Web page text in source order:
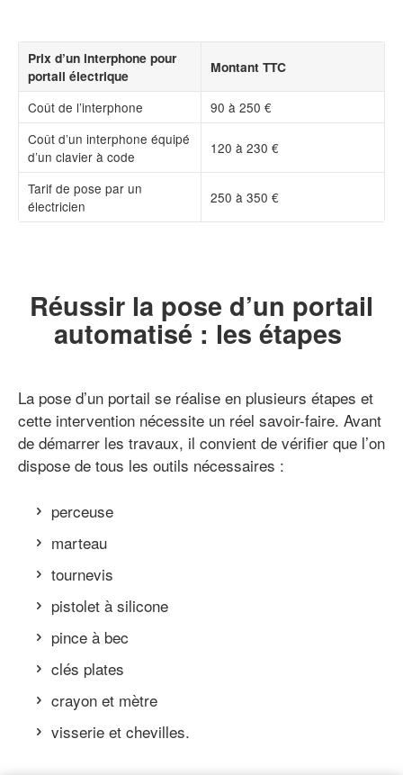
Prix d’un interphone pour
portail électrique
Montant TTC
Coût de l’interphone
90 à 250 €
Coût d’un interphone équipé
d’un clavier à code
120 à 230 €
Tarif de pose par un
électricien
250 à 350 €
Réussir la pose d’un portail
automatisé : les étapes
La pose d’un portail se réalise en plusieurs étapes et
cette intervention nécessite un réel savoir-faire. Avant
de démarrer les travaux, il convient de vérifier que l’on
dispose de tous les outils nécessaires :
perceuse
marteau
tournevis
pistolet à silicone
pince à bec
clés plates
crayon et mètre
visserie et chevilles.